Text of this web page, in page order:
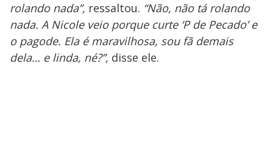
rolando nada”, ressaltou. “Não, não tá rolando
nada. A Nicole veio porque curte ‘P de Pecado’ e
o pagode. Ela é maravilhosa, sou fã demais
dela… e linda, né?”, disse ele.